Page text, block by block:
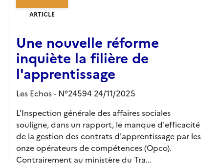
ARTICLE
Une nouvelle réforme
inquiète la filière de
l'apprentissage
Les Echos - N°24594 24/11/2025
L'Inspection générale des affaires sociales
souligne, dans un rapport, le manque d'efficacité
de la gestion des contrats d'apprentissage par les
onze opérateurs de compétences (Opco).
Contrairement au ministère du Tra...